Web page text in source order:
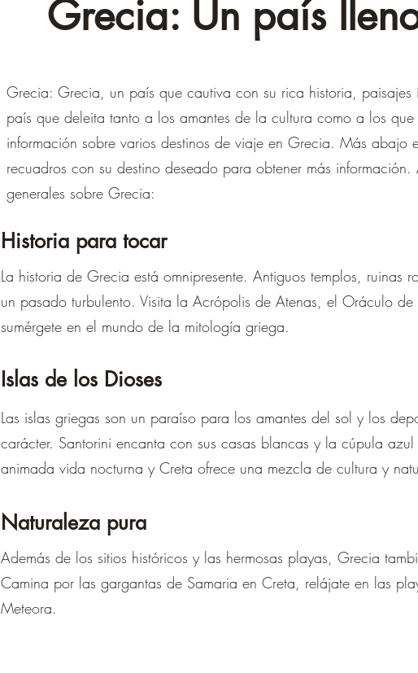
Grecia: Un país
Grecia: Grecia, un país que cautiva con su rica historia,
país que deleita tanto a los amantes de la cultura como a los
información sobre varios destinos de viaje en Grecia. Más abajo
recuadros con su destino deseado para obtener más
generales sobre Grecia:
Historia para tocar
La historia de Grecia está omnipresente. Antiguos templos, ruinas
un pasado turbulento. Visita la Acrópolis de Atenas, el Oráculo
sumérgete en el mundo de la mitología griega.
Islas de los Dioses
Las islas griegas son un paraíso para los amantes del sol y los
carácter. Santorini encanta con sus casas blancas y la cúpula
animada vida nocturna y Creta ofrece una mezcla de cultura y
Naturaleza pura
Además de los sitios históricos y las hermosas playas, Grecia
Camina por las gargantas de Samaria en Creta, relájate en las
Meteora.